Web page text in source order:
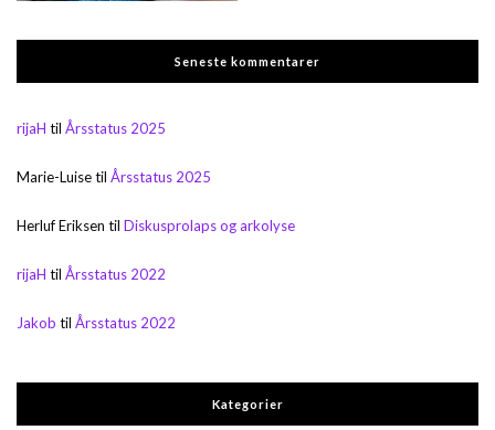
Seneste kommentarer
rijaH til Årsstatus 2025
Marie-Luisetil Årsstatus 2025
Herluf Eriksen til Diskusprolaps og arkolyse
rijaH til Årsstatus 2022
Jakob til Årsstatus 2022
Kategorier